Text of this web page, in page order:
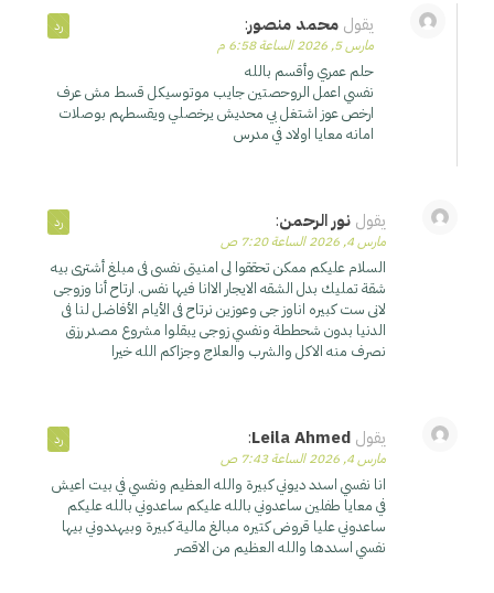
يقول محمد منصور:
مارس 5, 2026 الساعة 6:58 م
حلم عمري وأقسم بالله
نفسي اعمل الروحصتين جايب موتوسيكل قسط مش عرف
ارخص عوز اشتغل بي محديش يرخصلي ويقسطهم بوصلات
امانه معايا اولاد في مدرس
رد
يقول نور الرحمن:
مارس 4, 2026 الساعة 7:20 ص
السلام عليكم ممكن تحققوا لى امنيتى نفسى فى مبلغ أشترى بيه
شقة تمليك بدل الشقه الايجار الاانا فيها نفس. ارتاح أنا وزوجى
لانى ست كبيره اناوز جى وعوزين نرتاح فى الأيام الأفاضل لنا فى
الدنيا بدون شحططة ونفسي زوجى يبقلوا مشروع مصدر رزق
نصرف منه الاكل والشرب والعلاج وجزاكم الله خيرا
رد
يقول Leila Ahmed
:
مارس 4, 2026 الساعة 7:43 ص
انا نفسي اسدد ديوني كبيرة والله العظيم ونفسي في بيت اعيش
في معايا طفلين ساعدوني بالله عليكم ساعدوني بالله عليكم
ساعدوني عليا قروض كتيره مبالغ مالية كبيرة وبيهددوني بيها
نفسي اسددها والله العظيم من الاقصر
رد